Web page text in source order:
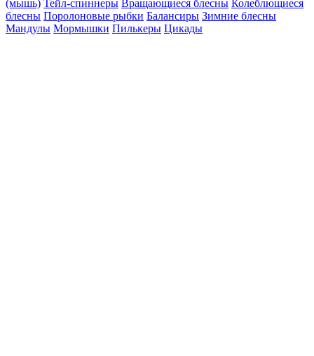
(мышь) Тейл-спиннеры Вращающиеся блесны Колеблющиеся
блесны Поролоновые рыбки Балансиры Зимние блесны
Мандулы Мормышки Пилькеры Цикады